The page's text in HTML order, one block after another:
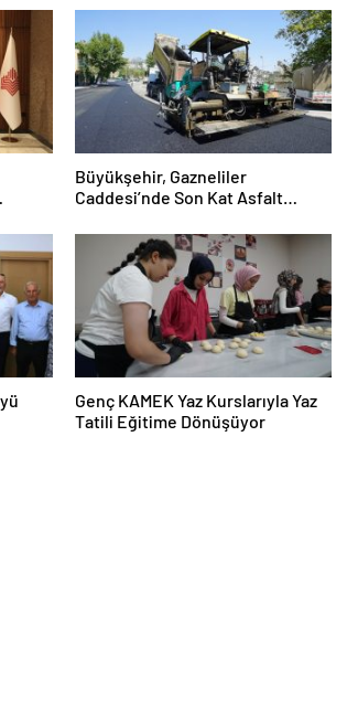
Büyükşehir, Gazneliler
Caddesi’nde Son Kat Asfalt
Genç KAMEK Yaz Kurslarıyla Yaz
Tatili Eğitime Dönüşüyor